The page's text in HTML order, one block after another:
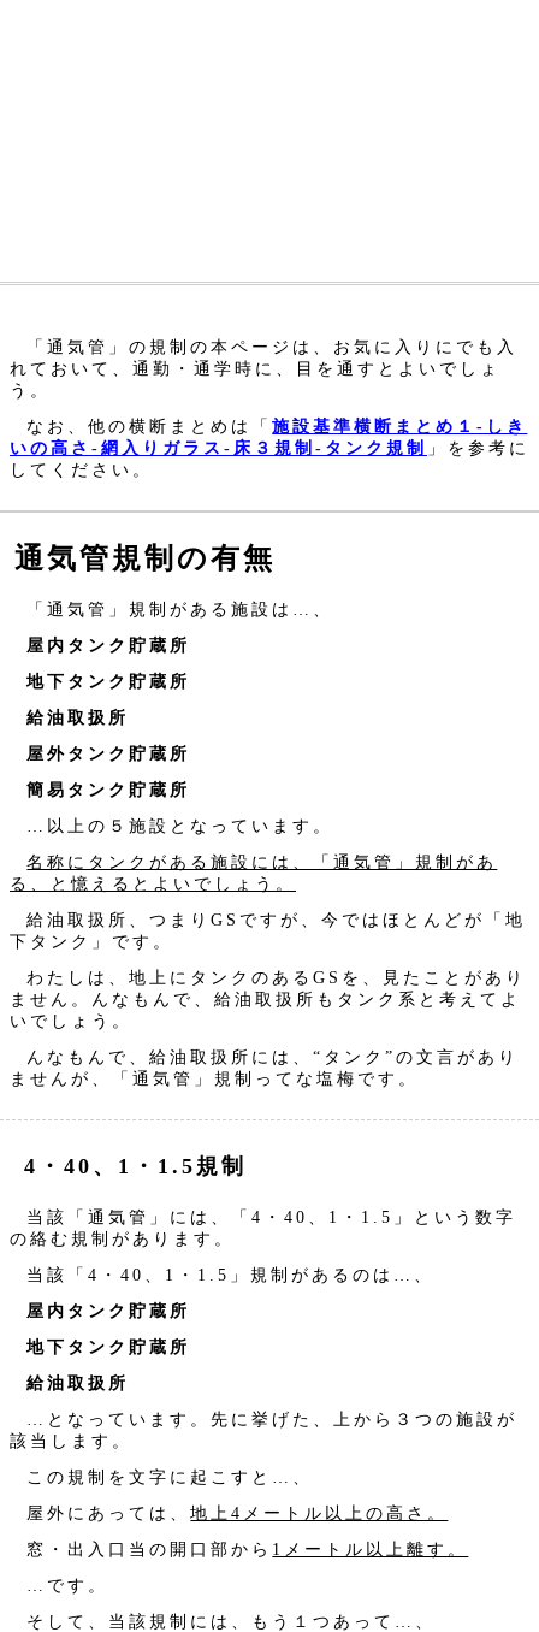
「通気管」の規制の本ページは、お気に入りにでも入
れておいて、通勤・通学時に、目を通すとよいでしょ
う。
なお、他の横断まとめは「施設基準横断まとめ１‐しき
いの高さ‐網入りガラス‐床３規制‐タンク規制
」を参考に
してください。
通気管規制の有無
「通気管」規制がある施設は…、
屋内タンク貯蔵所
地下タンク貯蔵所
給油取扱所
屋外タンク貯蔵所
簡易タンク貯蔵所
…以上の５施設となっています。
名称にタンクがある施設には、「通気管」規制があ
る、と憶えるとよいでしょう。
給油取扱所、つまりGSですが、今ではほとんどが「地
下タンク」です。
わたしは、地上にタンクのあるGSを、見たことがあり
ません。んなもんで、給油取扱所もタンク系と考えてよ
いでしょう。
んなもんで、給油取扱所には、“タンク”の文言があり
ませんが、「通気管」規制ってな塩梅です。
4・40、1・1.5規制
当該「通気管」には、「4・40、1・1.5」という数字
の絡む規制があります。
当該「4・40、1・1.5」規制があるのは…、
屋内タンク貯蔵所
地下タンク貯蔵所
給油取扱所
…となっています。先に挙げた、上から３つの施設が
該当します。
この規制を文字に起こすと…、
屋外にあっては、地上4メートル以上の高さ。
窓・出入口当の開口部から 1メートル以上離す。
…です。
そして、当該規制には、もう１つあって…、